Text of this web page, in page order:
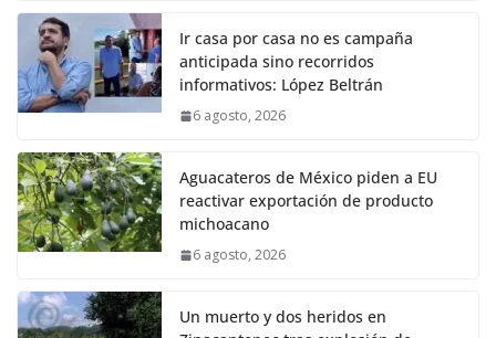
Ir casa por casa no es campaña
anticipada sino recorridos
informativos: López Beltrán
6 agosto, 2026
Aguacateros de México piden a EU
reactivar exportación de producto
michoacano
6 agosto, 2026
Un muerto y dos heridos en